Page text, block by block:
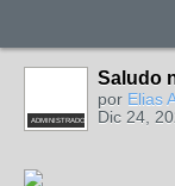
ADMINISTRADOR
Saludo
por Elias
Dic 24,